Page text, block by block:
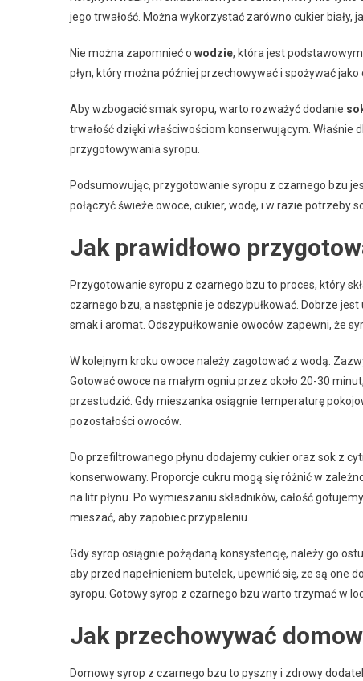
jego trwałość. Można wykorzystać zarówno cukier
Nie można zapomnieć o wodzie, która jest
płyn, który można później przechowywać i spożywać
Aby wzbogacić smak syropu, warto rozważyć dodanie
trwałość dzięki właściwościom konserwującym.
przygotowywania syropu.
Podsumowując, przygotowanie syropu z czarnego bzu
połączyć świeże owoce, cukier, wodę, i w razie potrzeby
Jak prawidłowo
Przygotowanie syropu z czarnego bzu to proces, który
czarnego bzu, a następnie je odszypułkować. Dobrze
smak i aromat. Odszypułkowanie owoców zapewni, że
W kolejnym kroku owoce należy zagotować z wodą.
Gotować owoce na małym ogniu przez około 20-30
przestudzić. Gdy mieszanka osiągnie temperaturę
pozostałości owoców.
Do przefiltrowanego płynu dodajemy cukier oraz sok z
konserwowany. Proporcje cukru mogą się różnić w
na litr płynu. Po wymieszaniu składników, całość
mieszać, aby zapobiec przypaleniu.
Gdy syrop osiągnie pożądaną konsystencję, należy go
aby przed napełnieniem butelek, upewnić się, że są one
syropu. Gotowy syrop z czarnego bzu warto trzymać w
Jak przechowywać
Domowy syrop z czarnego bzu to pyszny i zdrowy